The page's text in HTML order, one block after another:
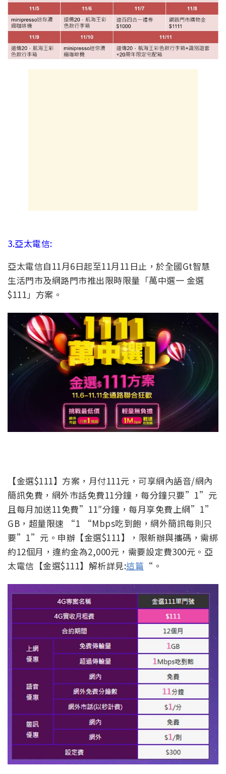
3.亞太電信:
亞太電信自11月6日起至11月 11 日止， 於全國Gt智慧
生活門市及網路門市推出限時限量「萬中選一 金選
$111 」方案。
【金選$111】方案，月付111元，可享網內語音/網內
簡訊免費，網外市話免費11分鐘，每分鐘只要”1”元
且每月加送11免費”11″分鐘，每月享免費上網”1”
GB，超量限速 “1 “Mbps吃到飽，網外簡訊每則只
要”1”元。申辦【金選$111】，限新辦與攜碼，需綁
約12個月，違約金為2,000元，需要設定費300元。亞
太電信【金選$111】解析詳見:這篇 “。